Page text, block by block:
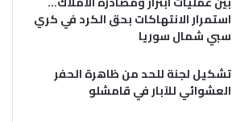
استمرار الانتهاكات بحق الكرد في كري
سبي شمال سوريا
تشكيل لجنة للحد من ظاهرة الحفر
العشوائي للآبار في قامشلو